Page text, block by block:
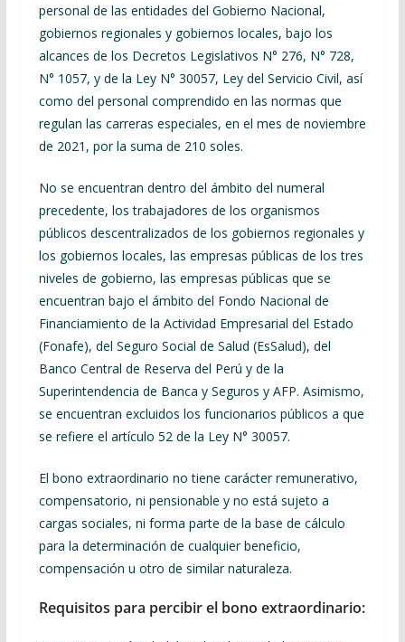
personal de las entidades del Gobierno Nacional,
gobiernos regionales y gobiernos locales, bajo los
alcances de los Decretos Legislativos N° 276, N° 728,
N° 1057, y de la Ley N° 30057, Ley del Servicio Civil, así
como del personal comprendido en las normas que
regulan las carreras especiales, en el mes de noviembre
de 2021, por la suma de 210 soles.
No se encuentran dentro del ámbito del numeral
precedente, los trabajadores de los organismos
públicos descentralizados de los gobiernos regionales y
los gobiernos locales, las empresas públicas de los tres
niveles de gobierno, las empresas públicas que se
encuentran bajo el ámbito del Fondo Nacional de
Financiamiento de la Actividad Empresarial del Estado
(Fonafe), del Seguro Social de Salud (EsSalud), del
Banco Central de Reserva del Perú y de la
Superintendencia de Banca y Seguros y AFP. Asimismo,
se encuentran excluidos los funcionarios públicos a que
se refiere el artículo 52 de la Ley N° 30057.
El bono extraordinario no tiene carácter remunerativo,
compensatorio, ni pensionable y no está sujeto a
cargas sociales, ni forma parte de la base de cálculo
para la determinación de cualquier beneficio,
compensación u otro de similar naturaleza.
Requisitos para percibir el bono extraordinario: